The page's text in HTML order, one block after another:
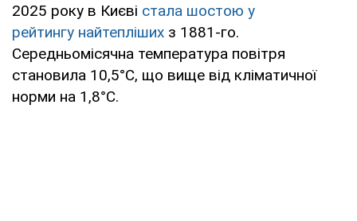
2025 року в Києві стала шостою у
рейтингу найтепліших з 1881-го.
Середньомісячна температура повітря
становила 10,5°С, що вище від кліматичної
норми на 1,8°С.